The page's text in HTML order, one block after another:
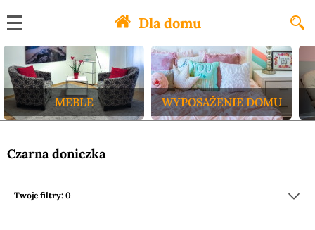
Dla domu
MEBLE WYPOSAŻENIE DOMU
Czarna doniczka
Twoje filtry: 0